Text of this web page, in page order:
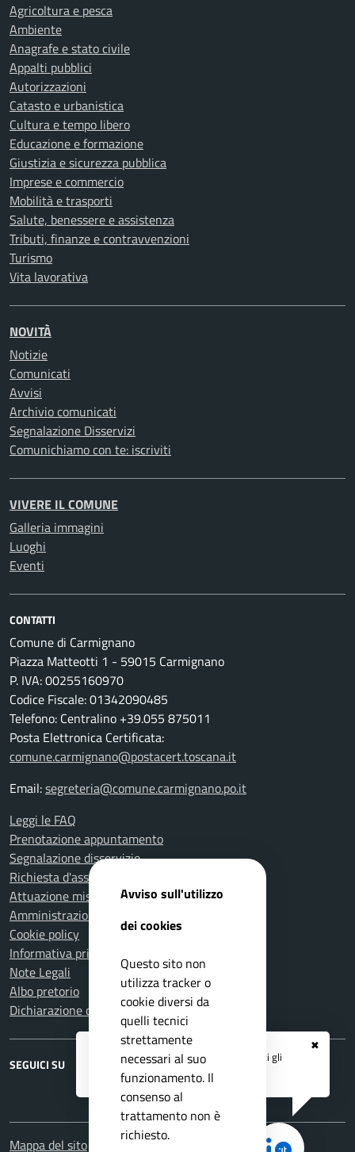
✖
Registrati ai serviziAPP IO
e ricevi tutti gli
aggiornamenti dall'Ente
Agricoltura e pesca
Ambiente
Anagrafe e stato civile
Appalti pubblici
Autorizzazioni
Catasto e urbanistica
Cultura e tempo libero
Educazione e formazione
Giustizia e sicurezza pubblica
Imprese e commercio
Mobilità e trasporti
Salute, benessere e assistenza
Tributi, finanze e contravvenzioni
Turismo
Vita lavorativa
NOVITÀ
Notizie
Comunicati
Avvisi
Archivio comunicati
Segnalazione Disservizi
Comunichiamo con te: iscriviti
VIVERE IL COMUNE
Galleria immagini
Luoghi
Eventi
CONTATTI
Comune di Carmignano
Piazza Matteotti 1 - 59015 Carmignano
P. IVA: 00255160970
Codice Fiscale: 01342090485
Telefono: Centralino +39.055 875011
Posta Elettronica Certificata:
comune.carmignano@postacert.toscana.it
Email:segreteria@comune.carmignano.po.it
Leggi le FAQ
Prenotazione appuntamento
Segnalazione disservizio
Richiesta d'assistenza
Attuazione misure PNRR
Amministrazione trasparente
Cookie policy
Informativa privacy
Note Legali
Albo pretorio
Dichiarazione di accessibilità
SEGUICI SU
YoutubeRSS
Mappa del sito
Avviso sull'utilizzo
dei cookies
Questo sito non
utilizza tracker o
cookie diversi da
quelli tecnici
strettamente
necessari al suo
funzionamento. Il
consenso al
trattamento non è
richiesto.